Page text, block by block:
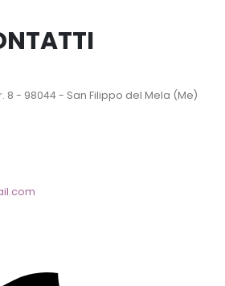
8 - 98044 - San Filippo del Mela (Me)